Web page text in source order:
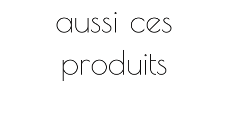
aussi ces
produits